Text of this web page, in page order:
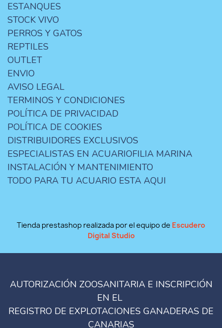
ESTANQUES
STOCK VIVO
PERROS Y GATOS
REPTILES
OUTLET
ENVIO
AVISO LEGAL
TERMINOS Y CONDICIONES
POLÍTICA DE PRIVACIDAD
POLÍTICA DE COOKIES
DISTRIBUIDORES EXCLUSIVOS
ESPECIALISTAS EN ACUARIOFILIA MARINA
INSTALACIÓN Y MANTENIMIENTO
TODO PARA TU ACUARIO ESTA AQUI
Tienda prestashop realizada por el equipo de Escudero
Digital Studio
AUTORIZACIÓN ZOOSANITARIA E INSCRIPCIÓN
EN EL
REGISTRO DE EXPLOTACIONES GANADERAS DE
CANARIAS